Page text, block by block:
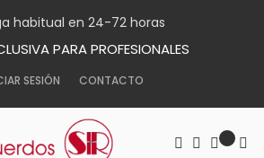
habitual en 24-72 horas
PARA PROFESIONALES
SESIÓN CONTACTO